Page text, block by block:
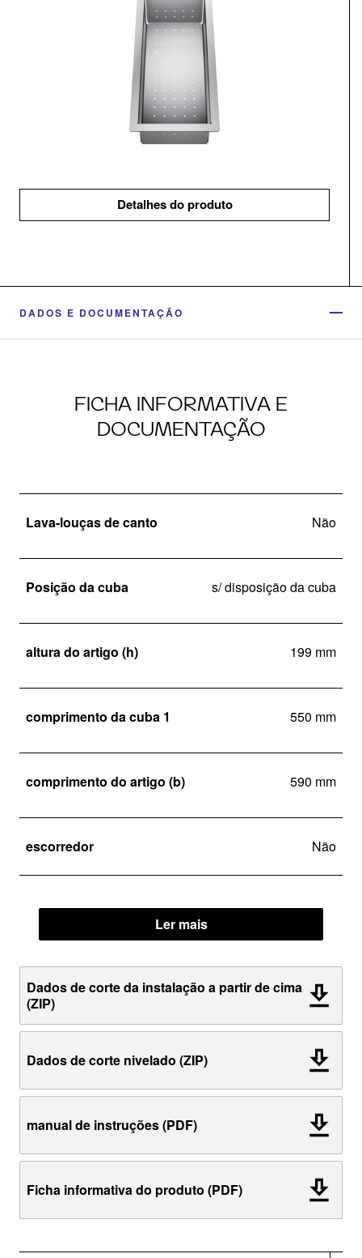
Detalhes do produto
DADOS E DOCUMENTAÇÃO
FICHA INFORMATIVA E
DOCUMENTAÇÃO
Lava-louças de canto Não
Posição da cuba s/ disposição da cuba
altura do artigo (h) 199 mm
comprimento da cuba 1 550 mm
comprimento do artigo (b) 590 mm
escorredor Não
Ler mais
Dados de corte da instalação a partir de cima
(ZIP)
Dados de corte nivelado (ZIP)
manual de instruções (PDF)
Ficha informativa do produto (PDF)